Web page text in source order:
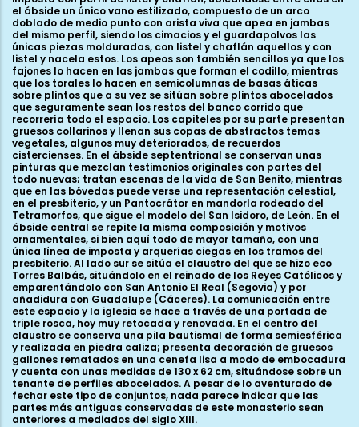
el ábside un único vano estilizado, compuesto de un arco
doblado de medio punto con arista viva que apea en jambas
del mismo perfil, siendo los cimacios y el guardapolvos las
únicas piezas molduradas, con listel y chaflán aquellos y con
listel y nacela estos. Los apeos son también sencillos ya que los
fajones lo hacen en las jambas que forman el codillo, mientras
que los torales lo hacen en semicolumnas de basas áticas
sobre plintos que a su vez se sitúan sobre plintos abocelados
que seguramente sean los restos del banco corrido que
recorrería todo el espacio. Los capiteles por su parte presentan
gruesos collarinos y llenan sus copas de abstractos temas
vegetales, algunos muy deteriorados, de recuerdos
cistercienses. En el ábside septentrional se conservan unas
pinturas que mezclan testimonios originales con partes del
todo nuevas; tratan escenas de la vida de San Benito, mientras
que en las bóvedas puede verse una representación celestial,
en el presbiterio, y un Pantocrátor en mandorla rodeado del
Tetramorfos, que sigue el modelo del San Isidoro, de León. En el
ábside central se repite la misma composición y motivos
ornamentales, si bien aquí todo de mayor tamaño, con una
única línea de imposta y arquerías ciegas en los tramos del
presbiterio. Al lado sur se sitúa el claustro del que se hizo eco
Torres Balbás, situándolo en el reinado de los Reyes Católicos y
emparentándolo con San Antonio El Real (Segovia) y por
añadidura con Guadalupe (Cáceres). La comunicación entre
este espacio y la iglesia se hace a través de una portada de
triple rosca, hoy muy retocada y renovada. En el centro del
claustro se conserva una pila bautismal de forma semiesférica
y realizada en piedra caliza; presenta decoración de gruesos
gallones rematados en una cenefa lisa a modo de embocadura
y cuenta con unas medidas de 130 x 62 cm, situándose sobre un
tenante de perfiles abocelados. A pesar de lo aventurado de
fechar este tipo de conjuntos, nada parece indicar que las
partes más antiguas conservadas de este monasterio sean
anteriores a mediados del siglo XIII.